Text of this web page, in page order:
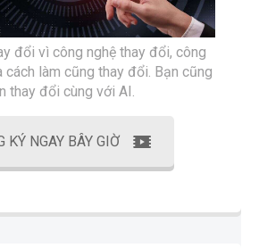
đổi vì công nghệ thay đổi, công
cách làm cũng thay đổi. Bạn cũng
thay đổi cùng với AI.
KÝ NGAY BÂY GIỜ